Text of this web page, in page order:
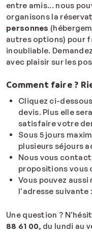
entre amis... nous
organisons la
personnes
autres options) pour
inoubliable.
avec plaisir sur les
Comment faire ?
Cliquez ci-
devis. Plus elle
satisfaire votre
Sous 5 jours
plusieurs séjours
Nous vous
propositions vous
Vous pouvez
l'adresse suivante :
Une question ?
88 61 00, du lundi au